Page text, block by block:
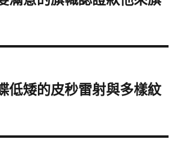
低矮的皮秒雷射與多樣紋